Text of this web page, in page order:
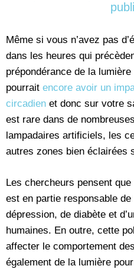
Même si vous n’avez pas
dans les heures qui
prépondérance de la
pourrait encore avoir un
circadien et donc sur votre
est rare dans de
lampadaires artificiels, les
autres zones bien éclairées
Les chercheurs pensent que
est en partie responsable
dépression, de diabète et
humaines. En outre, cette
affecter le comportement
également de la lumière